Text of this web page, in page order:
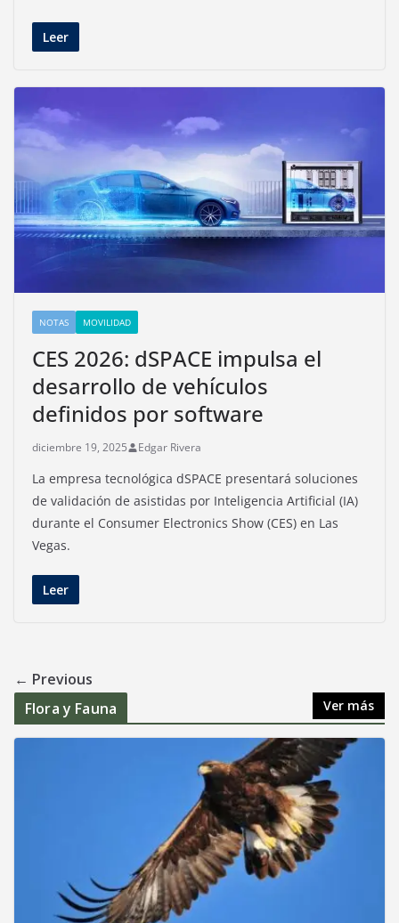
Leer
NOTAS MOVILIDAD
CES 2026: dSPACE impulsa el
desarrollo de vehículos
definidos por software
diciembre 19, 2025 Edgar Rivera
La empresa tecnológica dSPACE presentará soluciones
de validación de asistidas por Inteligencia Artificial (IA)
durante el Consumer Electronics Show (CES) en Las
Vegas.
Leer
← Previous
Flora y Fauna
Ver más